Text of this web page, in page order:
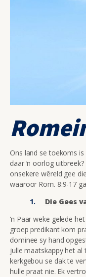
Ons land se toekoms is
daar ‘n oorlog
onsekere wêreld gee
waaroor Rom. 8:9-17
Die Gees
‘n Paar weke gelede
groep predikant kom
dominee sy hand
julle maatskappy het al
kerkgebou se dak te
hulle praat nie. Ek